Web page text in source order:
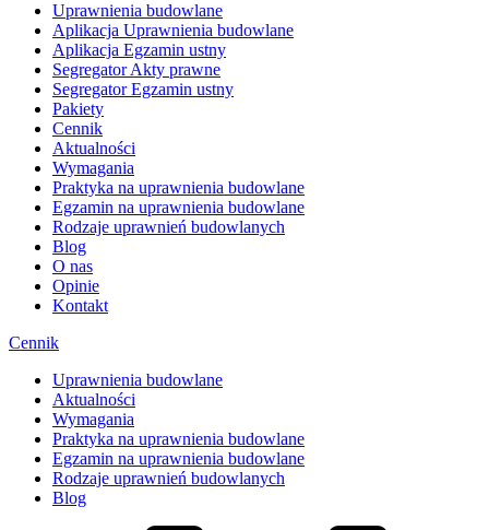
Uprawnienia budowlane
Aplikacja Uprawnienia budowlane
Aplikacja Egzamin ustny
Segregator Akty prawne
Segregator Egzamin ustny
Pakiety
Cennik
Aktualności
Wymagania
Praktyka na uprawnienia budowlane
Egzamin na uprawnienia budowlane
Rodzaje uprawnień budowlanych
Blog
O nas
Opinie
Kontakt
Cennik
Uprawnienia budowlane
Aktualności
Wymagania
Praktyka na uprawnienia budowlane
Egzamin na uprawnienia budowlane
Rodzaje uprawnień budowlanych
Blog